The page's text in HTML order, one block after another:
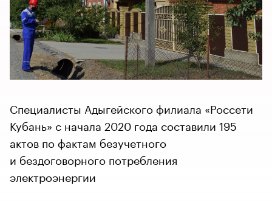
Специалисты Адыгейского филиала «Россети
Кубань» с начала 2020 года составили 195
актов по фактам безучетного
и бездоговорного потребления
электроэнергии